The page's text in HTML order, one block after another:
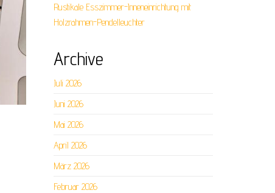
Rustikale Esszimmer-Inneneinrichtung mit
Holzrahmen-Pendelleuchter
Archive
Juli 2026
Juni 2026
Mai 2026
April 2026
März 2026
Februar 2026